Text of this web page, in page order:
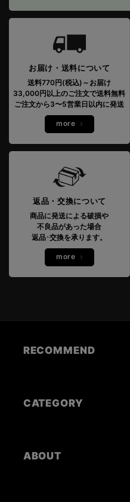
お届け・送料について
送料770円(税込)～お届け
33,000円以上のご注文で送料無料
ご注文から3〜5営業日以内に発送
more
返品・交換について
商品に発送による破損や
不良品があった場合
返品･交換を承ります。
more
RECOMMEND
CATEGORY
ABOUT